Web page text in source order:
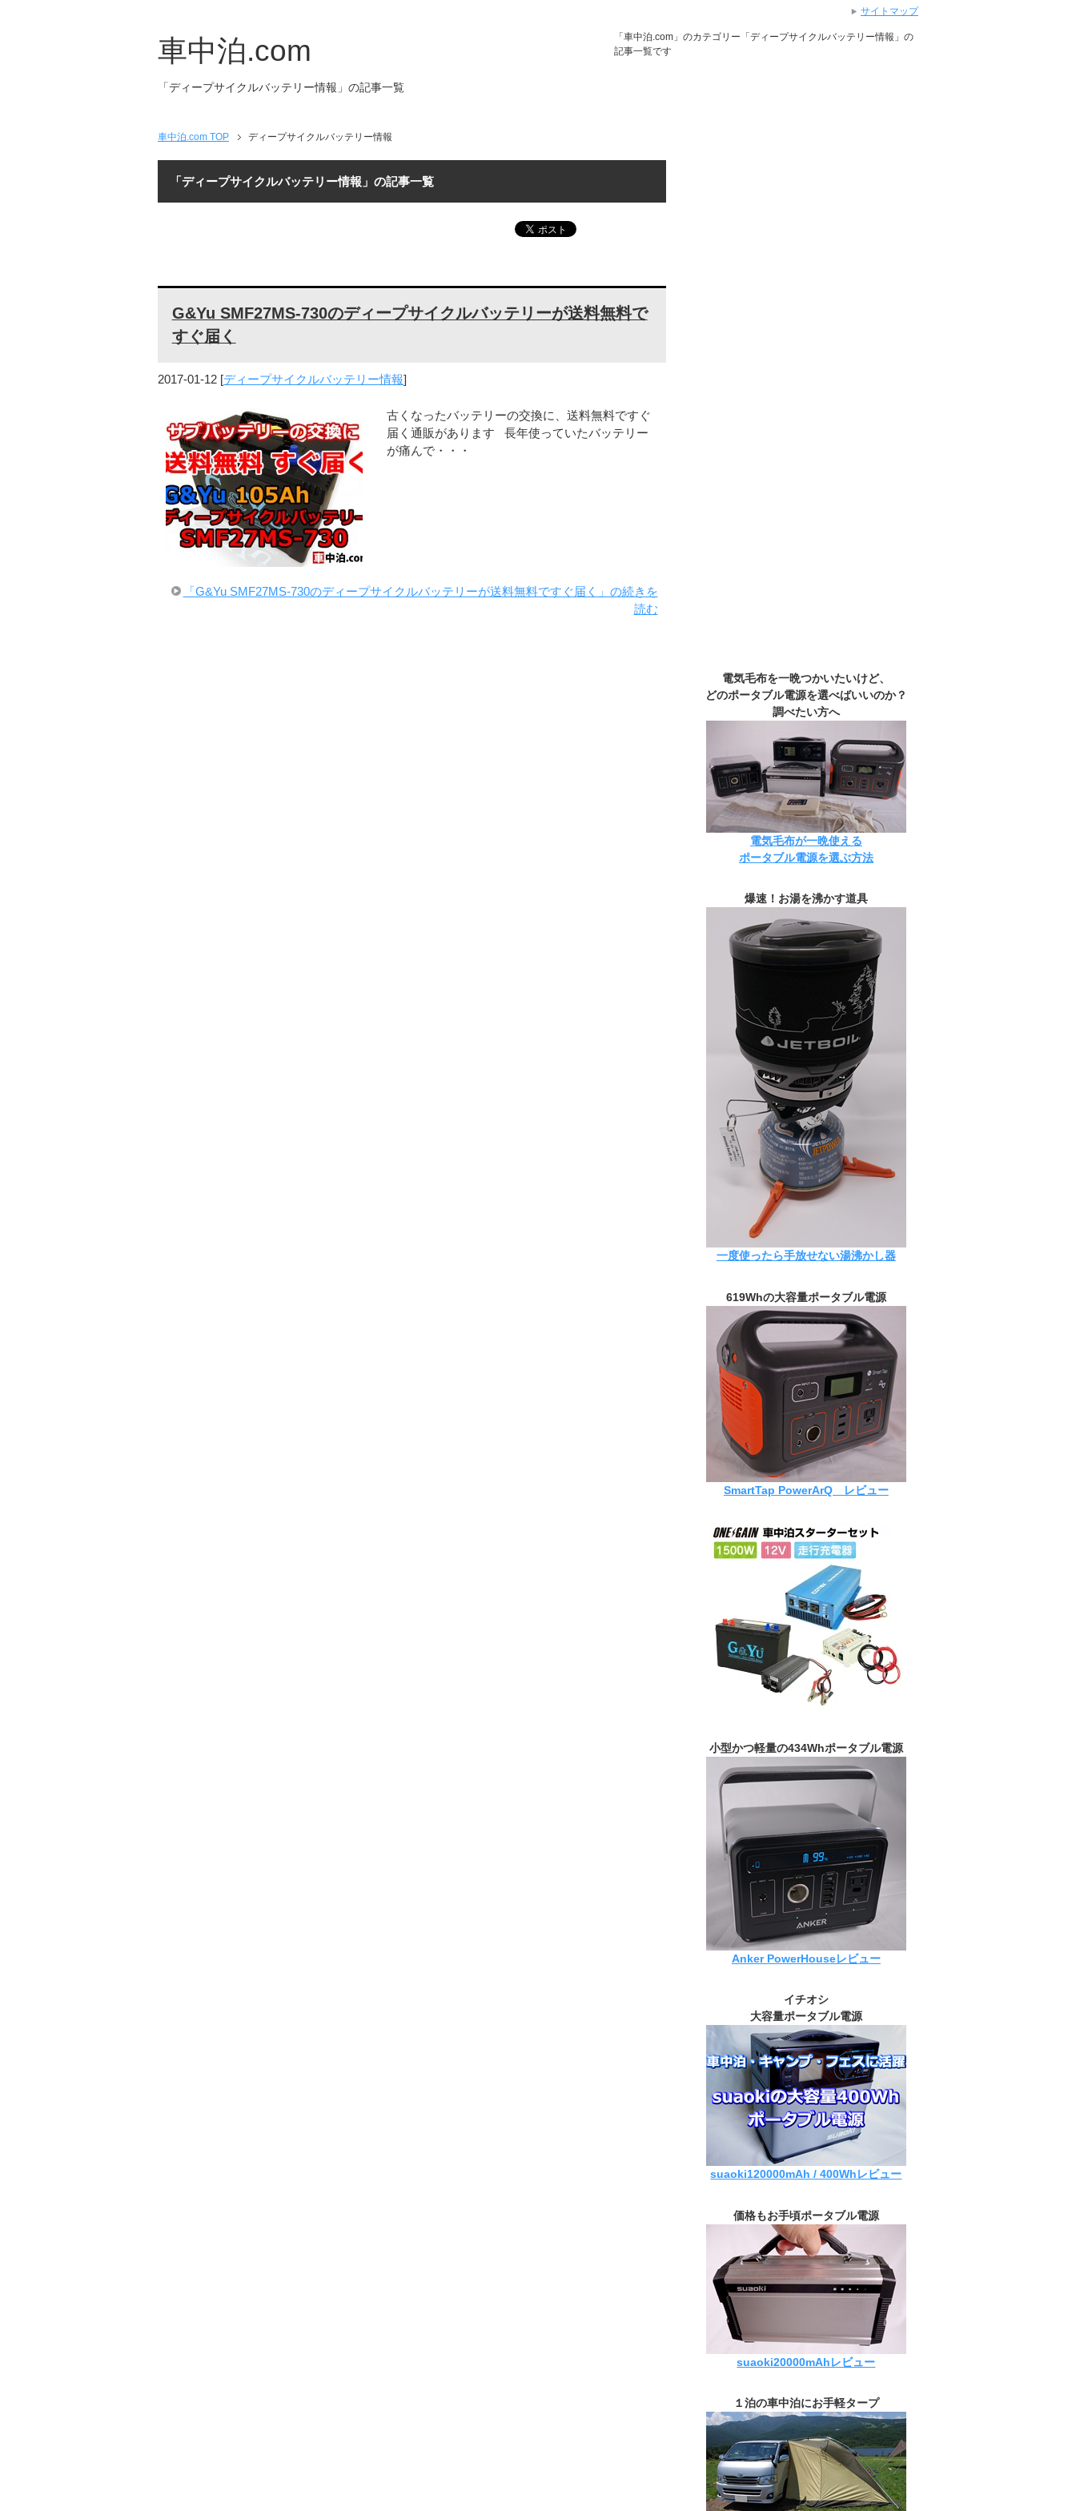
車中泊.com
「ディープサイクルバッテリー情報」の記事一覧
「車中泊.com」のカテゴリー「ディープサイクルバッテリー情報」の
記事一覧です
車中泊.com TOP ディープサイクルバッテリー情報
「ディープサイクルバッテリー情報」の記事一覧
G&Yu SMF27MS-730のディープサイクルバッテリーが送料無料で
すぐ届く
2017-01-12 [ディープサイクルバッテリー情報]
古くなったバッテリーの交換に、送料無料ですぐ
届く通販があります 長年使っていたバッテリー
が痛んで・・・
「G&Yu SMF27MS-730のディープサイクルバッテリーが送料無料ですぐ届く」の続きを
読む
電気毛布を一晩つかいたいけど、
どのポータブル電源を選べばいいのか？
調べたい方へ
電気毛布が一晩使える
ポータブル電源を選ぶ方法
爆速！お湯を沸かす道具
一度使ったら手放せない湯沸かし器
619Whの大容量ポータブル電源
SmartTap PowerArQ レビュー
小型かつ軽量の434Whポータブル電源
Anker PowerHouseレビュー
イチオシ
大容量ポータブル電源
suaoki120000mAh / 400Whレビュー
価格もお手頃ポータブル電源
suaoki20000mAhレビュー
１泊の車中泊にお手軽タープ
サイトマップ